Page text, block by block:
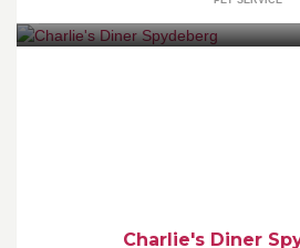
Charlie's Diner